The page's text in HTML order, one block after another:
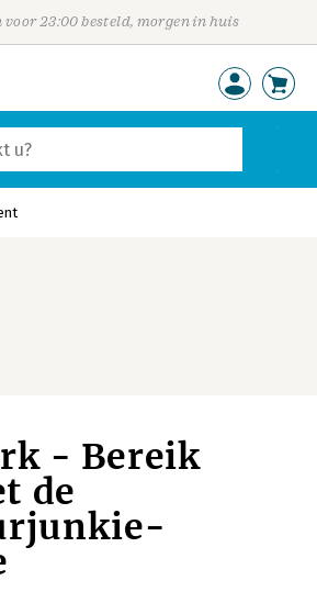
voor 23:00 besteld, morgen in huis
- Bereik
de